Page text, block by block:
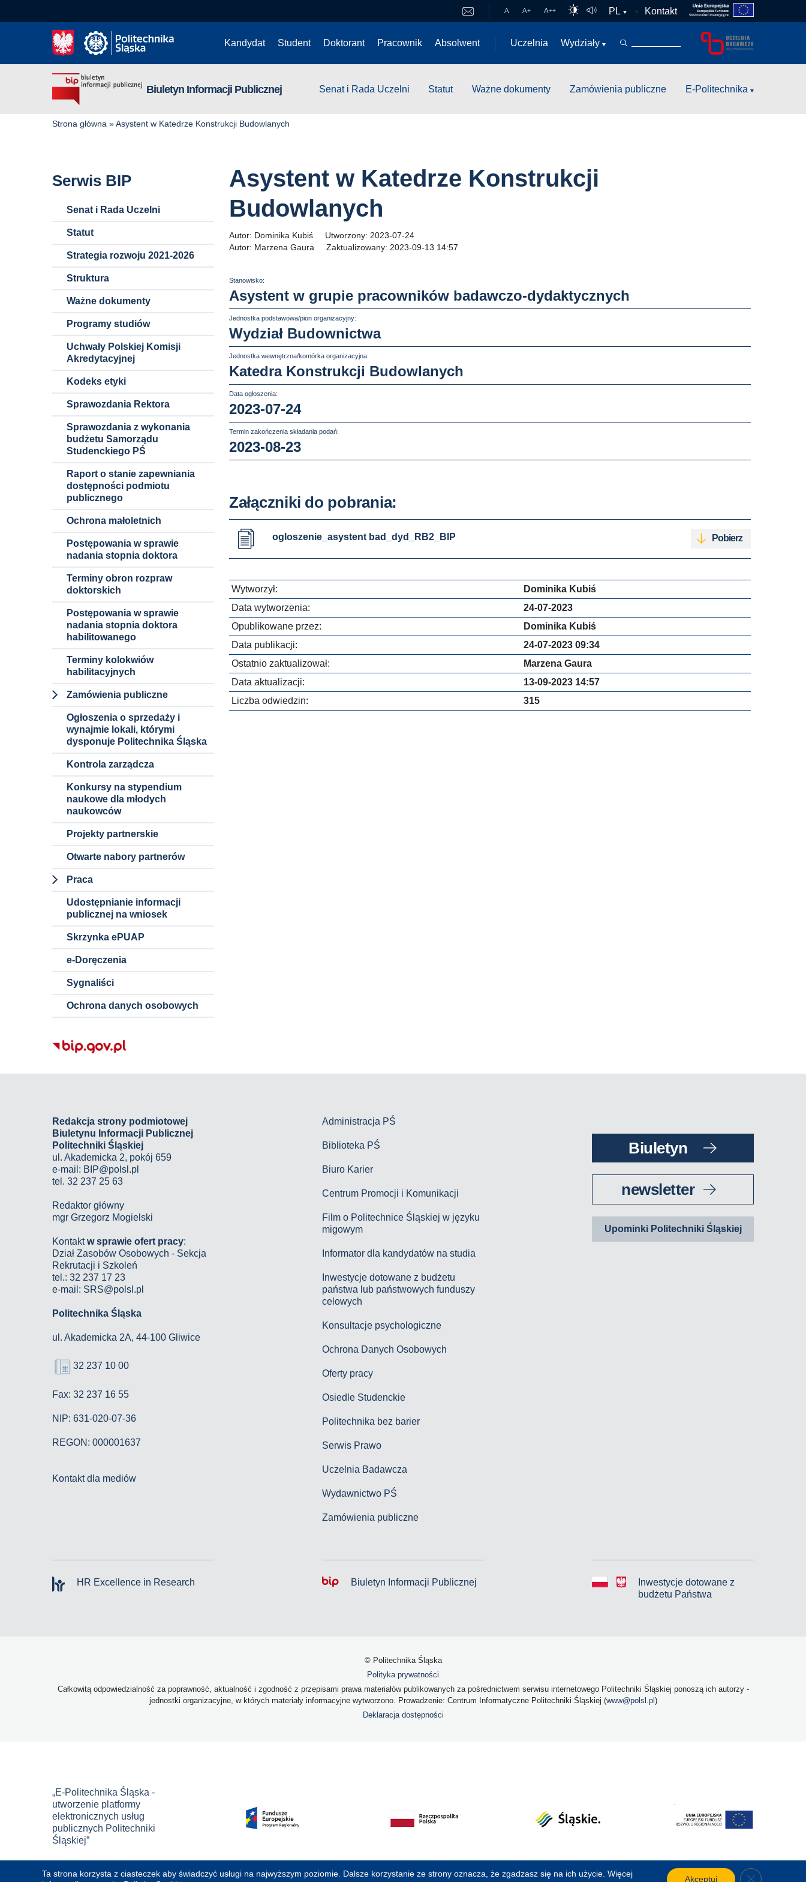
A A+ A++ PL Kontakt
Kandydat Student Doktorant Pracownik Absolwent Uczelnia Wydziały
Biuletyn Informacji Publicznej Senat i Rada Uczelni Statut Ważne dokumenty Zamówienia publiczne E-Politechnika
Strona główna »Asystent w Katedrze Konstrukcji Budowlanych
Serwis BIP
Senat i Rada Uczelni
Statut
Strategia rozwoju 2021-2026
Struktura
Ważne dokumenty
Programy studiów
Uchwały Polskiej Komisji
Akredytacyjnej
Kodeks etyki
Sprawozdania Rektora
Sprawozdania z wykonania
budżetu Samorządu
Studenckiego PŚ
Raport o stanie zapewniania
dostępności podmiotu
publicznego
Ochrona małoletnich
Postępowania w sprawie
nadania stopnia doktora
Terminy obron rozpraw
doktorskich
Postępowania w sprawie
nadania stopnia doktora
habilitowanego
Terminy kolokwiów
habilitacyjnych
Zamówienia publiczne
Dokumenty i
informacje
niepodlegające
ustawie pzp
konsultacje
wartości
Ogłoszenia o sprzedaży i
wynajmie lokali, którymi
dysponuje Politechnika Śląska
Kontrola zarządcza
Konkursy na stypendium
naukowe dla młodych
naukowców
Projekty partnerskie
Otwarte nabory partnerów
Praca
Dokumenty i
informacje o
akademiccy
Pracownicy
nauczycielami
Staże w
Politechnice
Udostępnianie informacji
publicznej na wniosek
Skrzynka ePUAP
e-Doręczenia
Sygnaliści
Ochrona danych osobowych
Asystent w Katedrze Konstrukcji
Budowlanych
Autor: Dominika Kubiś Utworzony: 2023-07-24
Autor: Marzena Gaura Zaktualizowany: 2023-09-13 14:57
Stanowisko:
Asystent w grupie pracowników badawczo-dydaktycznych
Jednostka podstawowa/pion organizacyjny:
Wydział Budownictwa
Jednostka wewnętrzna/komórka organizacyjna:
Katedra Konstrukcji Budowlanych
Data ogłoszenia:
2023-07-24
Termin zakończenia składania podań:
2023-08-23
Załączniki do pobrania:
ogloszenie_asystent bad_dyd_RB2_BIP Pobierz
Wytworzył:
Dominika Kubiś
Data wytworzenia:
24-07-2023
Opublikowane przez:
Dominika Kubiś
Data publikacji:
24-07-2023 09:34
Ostatnio zaktualizował:
Marzena Gaura
Data aktualizacji:
13-09-2023 14:57
Liczba odwiedzin:
315
Redakcja strony podmiotowej
Biuletynu Informacji Publicznej
Politechniki Śląskiej
ul. Akademicka 2, pokój 659
e-mail: BIP@polsl.pl
tel. 32 237 25 63
Redaktor główny
mgr Grzegorz Mogielski
Kontaktw sprawie ofert pracy:
Dział Zasobów Osobowych - Sekcja
Rekrutacji i Szkoleń
tel.: 32 237 17 23
e-mail: SRS@polsl.pl
Politechnika Śląska
ul. Akademicka 2A, 44-100 Gliwice
32 237 10 00
Fax: 32 237 16 55
NIP: 631-020-07-36
REGON: 000001637
Kontakt dla mediów
Administracja PŚ
Biblioteka PŚ
Biuro Karier
Centrum Promocji i Komunikacji
Film o Politechnice Śląskiej w języku
migowym
Informator dla kandydatów na studia
Inwestycje dotowane z budżetu
państwa lub państwowych funduszy
celowych
Konsultacje psychologiczne
Ochrona Danych Osobowych
Oferty pracy
Osiedle Studenckie
Politechnika bez barier
Serwis Prawo
Uczelnia Badawcza
Wydawnictwo PŚ
Zamówienia publiczne
Biuletyn
newsletter
Upominki Politechniki Śląskiej
HR Excellence in Research Biuletyn Informacji Publicznej
Inwestycje dotowane z
budżetu Państwa
© Politechnika Śląska
Polityka prywatności
Całkowitą odpowiedzialność za poprawność, aktualność i zgodność z przepisami prawa materiałów publikowanych za pośrednictwem serwisu internetowego Politechniki Śląskiej ponoszą ich autorzy -
jednostki organizacyjne, w których materiały informacyjne wytworzono. Prowadzenie: Centrum Informatyczne Politechniki Śląskiej (www@polsl.pl )
Deklaracja dostępności
„E-Politechnika Śląska -
utworzenie platformy
elektronicznych usług
publicznych Politechniki
Śląskiej”
Ta strona korzysta z ciasteczek aby świadczyć usługi na najwyższym poziomie. Dalsze korzystanie ze strony oznacza, że zgadzasz się na ich użycie. Więcej
Akceptuj Close GDPR